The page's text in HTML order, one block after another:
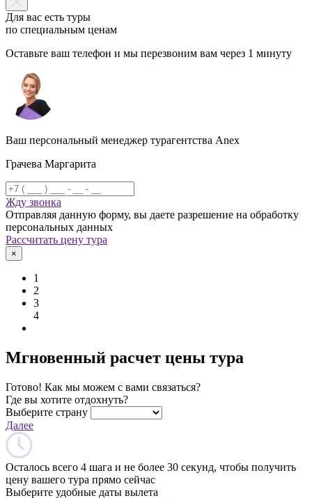
Для вас есть туры
по специальным ценам
Оставьте ваш телефон и мы перезвоним вам через 1 минуту
Ваш персональный менеджер турагентства Anex
Грачева Маргарита
Жду звонка
Отправляя данную форму, вы даете разрешение на обработку
персональных данных
Рассчитать цену тура
×
1
2
3
4
Мгновенный расчет цены тура
Готово! Как мы можем с вами связаться?
Где вы хотите отдохнуть?
Выберите страну
Далее
Осталось всего 4 шага и не более 30 секунд, чтобы получить
цену вашего тура прямо сейчас
Выберите удобные даты вылета